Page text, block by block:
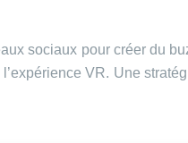
sociaux pour créer du
VR. Une